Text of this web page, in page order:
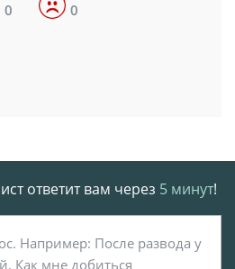
0 0
ответит вам через 5 минут!